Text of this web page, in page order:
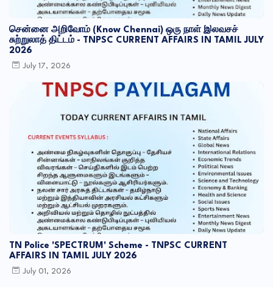
சென்னை அறிவோம் (Know Chennai) ஒரு நாள் இலவசச்
சுற்றுலாத் திட்டம் - TNPSC CURRENT AFFAIRS IN TAMIL JULY
2026
July 17, 2026
TN Police 'SPECTRUM' Scheme - TNPSC CURRENT
AFFAIRS IN TAMIL JULY 2026
July 01, 2026